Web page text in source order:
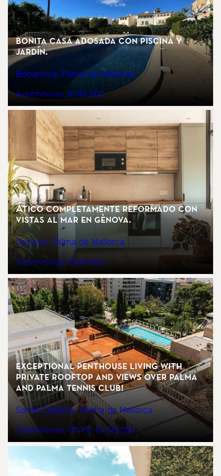
Bonita casa adosada con piscina y
jardín.
Bonanova, Palma de Mallorca
4 dormitorios €740.000
Ático completamente reformado con
vistas al mar en Gènova.
Genova, Palma de Mallorca
3 dormitorios €449.000
Exceptional Penthouse Living with
Private Rooftop and Views over Palma
and Palma Tennis Club!
Santa Catalina, Palma de Mallorca
3 dormitorios 170 m² €1.375.000